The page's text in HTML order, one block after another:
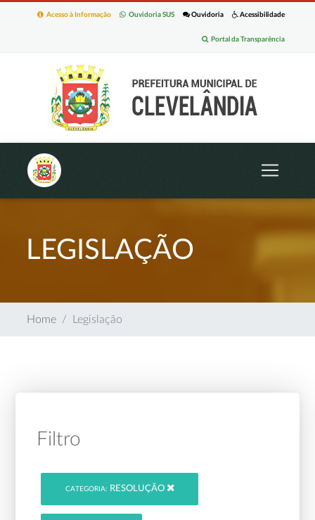
Acessibilidade
Ouvidoria
Ouvidoria SUS
Acesso à Informação
Portal da Transparência
LEGISLAÇÃO
Home Legislação
Filtro
CATEGORIA: RESOLUÇÃO